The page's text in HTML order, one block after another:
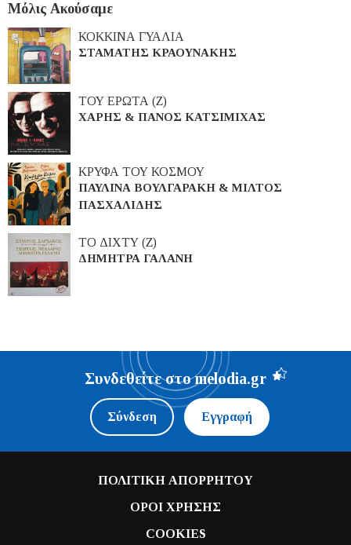
Μόλις Ακούσαμε
ΚΟΚΚΙΝΑ ΓΥΑΛΙΑ
ΣΤΑΜΑΤΗΣ ΚΡΑΟΥΝΑΚΗΣ
ΤΟΥ ΕΡΩΤΑ (Ζ)
ΧΑΡΗΣ & ΠΑΝΟΣ ΚΑΤΣΙΜΙΧΑΣ
ΚΡΥΦΑ ΤΟΥ ΚΟΣΜΟΥ
ΠΑΥΛΙΝΑ ΒΟΥΛΓΑΡΑΚΗ & ΜΙΛΤΟΣ
ΠΑΣΧΑΛΙΔΗΣ
ΤΟ ΔΙΧΤΥ (Ζ)
ΔΗΜΗΤΡΑ ΓΑΛΑΝΗ
Συνδεθείτε στο melodia.gr
Σύνδεση Εγγραφή
ΠΟΛΙΤΙΚΗ ΑΠΟΡΡΗΤΟΥ
ΟΡΟΙ ΧΡΗΣΗΣ
COOKIES